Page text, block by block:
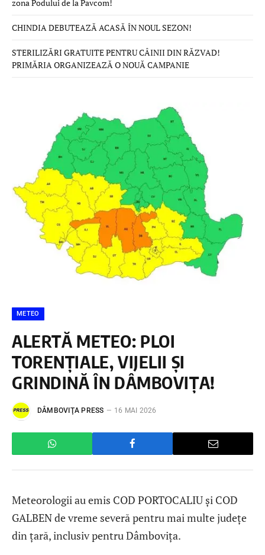
zona Podului de la Pavcom!
CHINDIA DEBUTEAZĂ ACASĂ ÎN NOUL SEZON!
STERILIZĂRI GRATUITE PENTRU CÂINII DIN RĂZVAD!
PRIMĂRIA ORGANIZEAZĂ O NOUĂ CAMPANIE
METEO
ALERTĂ METEO: PLOI
TORENȚIALE, VIJELII ȘI
GRINDINĂ ÎN DÂMBOVIȚA!
DÂMBOVIŢA PRESS 16 MAI 2026
Meteorologii au emis COD PORTOCALIU și COD
GALBEN de vreme severă pentru mai multe județe
din țară, inclusiv pentru Dâmbovița.